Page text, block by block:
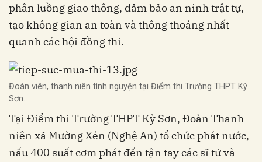
phân luồng giao thông, đảm bảo an ninh trật tự,
tạo không gian an toàn và thông thoáng nhất
quanh các hội đồng thi.
Đoàn viên, thanh niên tình nguyện tại Điểm thi Trường THPT Kỳ
Sơn.
Tại Điểm thi Trường THPT Kỳ Sơn, Đoàn Thanh
niên xã Mường Xén (Nghệ An) tổ chức phát nước,
nấu 400 suất cơm phát đến tận tay các sĩ tử và